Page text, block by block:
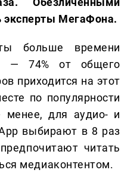
эксперты МегаФона.
больше времени
— 74% от общего
приходится на этот
по популярности
для аудио- и
выбирают в 8 раз
читать
медиаконтентом.